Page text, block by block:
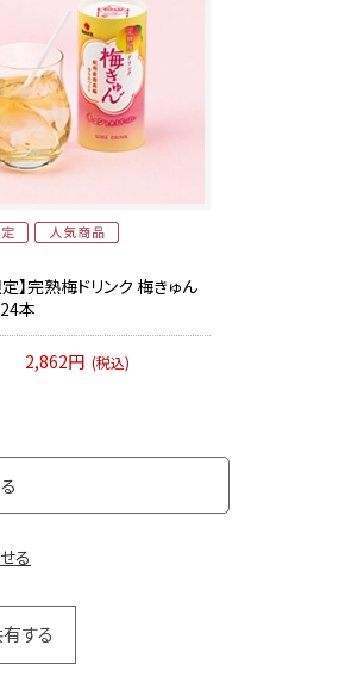
】完熟梅ドリンク 梅きゅん
本
2,862円 (税込)
る
する